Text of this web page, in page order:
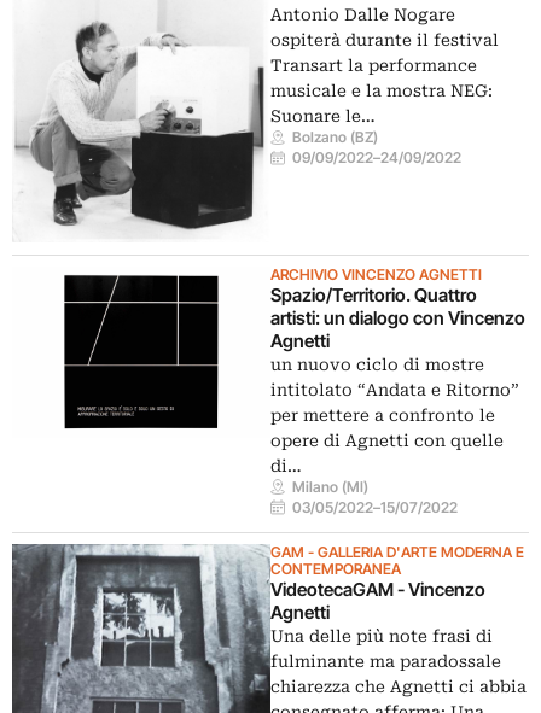
Antonio Dalle Nogare
ospiterà durante il festival
Transart la performance
musicale e la mostra NEG:
Suonare le…
Bolzano (BZ)
09/09/2022–24/09/2022
ARCHIVIO VINCENZO AGNETTI
Spazio/Territorio. Quattro
artisti: un dialogo con Vincenzo
Agnetti
un nuovo ciclo di mostre
intitolato “Andata e Ritorno”
per mettere a confronto le
opere di Agnetti con quelle
di…
Milano (MI)
03/05/2022–15/07/2022
GAM - GALLERIA D'ARTE MODERNA E
CONTEMPORANEA
VideotecaGAM - Vincenzo
Agnetti
Una delle più note frasi di
fulminante ma paradossale
chiarezza che Agnetti ci abbia